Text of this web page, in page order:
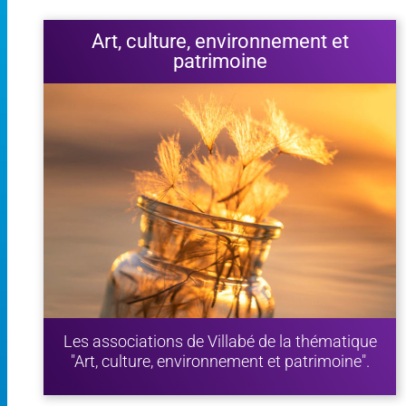
Art, culture, environnement et
patrimoine
Les associations de Villabé de la thématique
"Art, culture, environnement et patrimoine".